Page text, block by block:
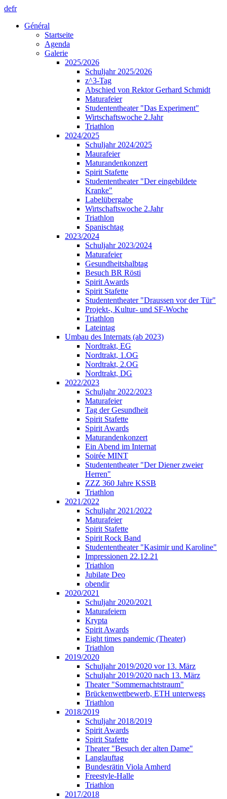
defr
Général
Startseite
Agenda
Galerie
2025/2026
Schuljahr 2025/2026
z^3-Tag
Abschied von Rektor Gerhard Schmidt
Maturafeier
Studententheater "Das Experiment"
Wirtschaftswoche 2.Jahr
Triathlon
2024/2025
Schuljahr 2024/2025
Maurafeier
Maturandenkonzert
Spirit Stafette
Studententheater "Der eingebildete
Kranke"
Labelübergabe
Wirtschaftswoche 2.Jahr
Triathlon
Spanischtag
2023/2024
Schuljahr 2023/2024
Maturafeier
Gesundheitshalbtag
Besuch BR Rösti
Spirit Awards
Spirit Stafette
Studententheater "Draussen vor der Tür"
Projekt-, Kultur- und SF-Woche
Triathlon
Lateintag
Umbau des Internats (ab 2023)
Nordtrakt, EG
Nordtrakt, 1.OG
Nordtrakt, 2.OG
Nordtrakt, DG
2022/2023
Schuljahr 2022/2023
Maturafeier
Tag der Gesundheit
Spirit Stafette
Spirit Awards
Maturandenkonzert
Ein Abend im Internat
Soirée MINT
Studententheater "Der Diener zweier
Herren"
ZZZ 360 Jahre KSSB
Triathlon
2021/2022
Schuljahr 2021/2022
Maturafeier
Spirit Stafette
Spirit Rock Band
Studententheater "Kasimir und Karoline"
Impressionen 22.12.21
Triathlon
Jubilate Deo
obendir
2020/2021
Schuljahr 2020/2021
Maturafeiern
Krypta
Spirit Awards
Eight times pandemic (Theater)
Triathlon
2019/2020
Schuljahr 2019/2020 vor 13. März
Schuljahr 2019/2020 nach 13. März
Theater "Sommernachtstraum"
Brückenwettbewerb, ETH unterwegs
Triathlon
2018/2019
Schuljahr 2018/2019
Spirit Awards
Spirit Stafette
Theater "Besuch der alten Dame"
Langlauftag
Bundesrätin Viola Amherd
Freestyle-Halle
Triathlon
2017/2018